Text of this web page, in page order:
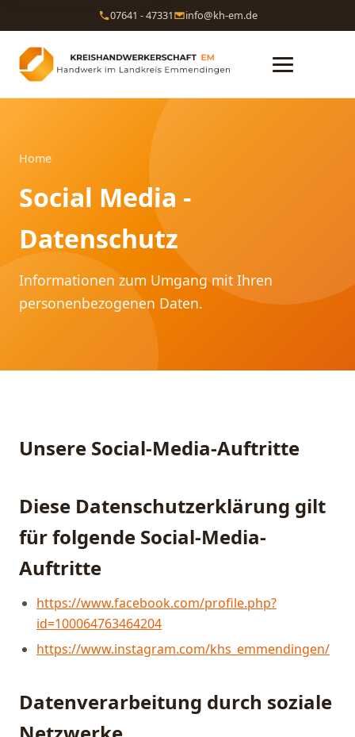
07641 - 47331 info@kh-em.de
Home
Social Media -
Datenschutz
Informationen zum Umgang mit Ihren
personenbezogenen Daten.
Unsere Social-Media-Auftritte
Diese Datenschutzerklärung gilt
für folgende Social-Media-
Auftritte
https://www.facebook.com/profile.php?
id=100064763464204
https://www.instagram.com/khs_emmendingen/
Datenverarbeitung durch soziale